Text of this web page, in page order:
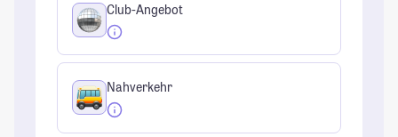
Club-Angebot
Nahverkehr